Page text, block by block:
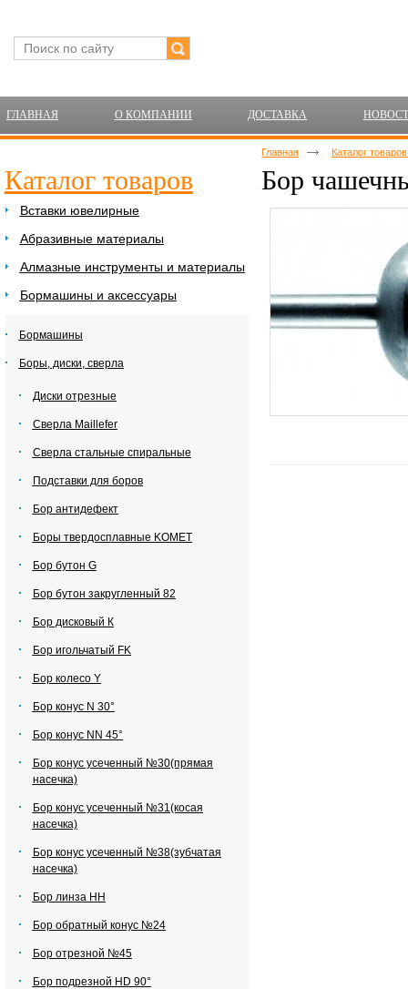
ГЛАВНАЯ О КОМПАНИИ ДОСТАВКА
Каталог товаров
Вставки ювелирные
Абразивные материалы
Алмазные инструменты и материалы
Бормашины и аксессуары
Бормашины
Боры, диски, сверла
Диски отрезные
Сверла Maillefer
Сверла стальные спиральные
Подставки для боров
Бор антидефект
Боры твердосплавные KOMET
Бор бутон G
Бор бутон закругленный 82
Бор дисковый К
Бор игольчатый FK
Бор колесо Y
Бор конус N 30°
Бор конус NN 45°
Бор конус усеченный №30(прямая
насечка)
Бор конус усеченный №31(косая
насечка)
Бор конус усеченный №38(зубчатая
насечка)
Бор линза НН
Бор обратный конус №24
Бор отрезной №45
Бор подрезной HD 90°
Главная Каталог
Бор